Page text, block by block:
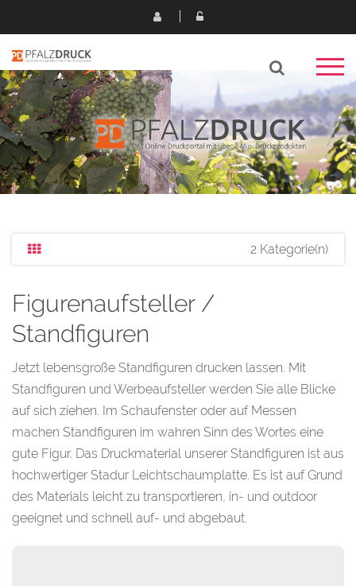
2 Kategorie(n)
Figurenaufsteller /
Standfiguren
Jetzt lebensgroße Standfiguren drucken lassen. Mit
Standfiguren und Werbeaufsteller werden Sie alle Blicke
auf sich ziehen. Im Schaufenster oder auf Messen
machen Standfiguren im wahren Sinn des Wortes eine
gute Figur. Das Druckmaterial unserer Standfiguren ist aus
hochwertiger Stadur Leichtschaumplatte. Es ist auf Grund
des Materials leicht zu transportieren, in- und outdoor
geeignet und schnell auf- und abgebaut.